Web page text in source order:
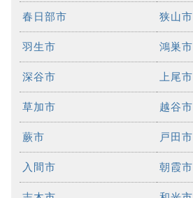
春日部市 狭山市
羽生市 鴻巣市
深谷市 上尾市
草加市 越谷市
蕨市 戸田市
入間市 朝霞市